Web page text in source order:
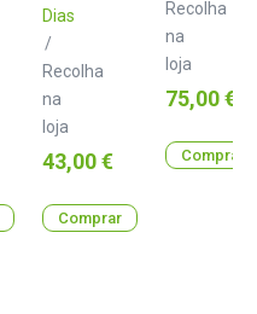
Dias
/
Recolha
na
loja
Preço
43,00 €
Comprar
Recolha
na
loja
Preço
75,00 €
Comprar